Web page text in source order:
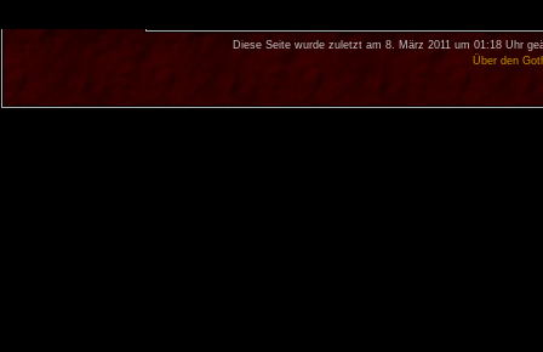
Diese Seite wurde zuletzt am 8. März 2011 um 01:18 Uhr
Über den